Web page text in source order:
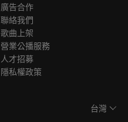
廣告合作
聯絡我們
歌曲上架
營業公播服務
人才招募
隱私權政策
台灣